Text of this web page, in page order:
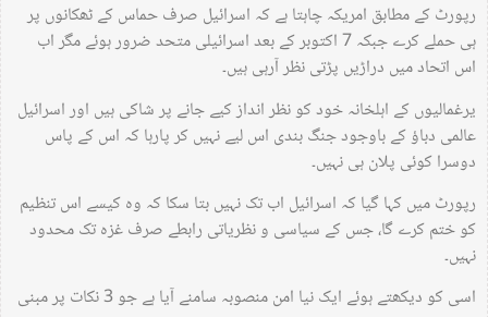
رپورٹ کے مطابق امریکہ چاہتا ہے کہ اسرائیل صرف حماس کے ٹھکانوں پر
ہی حملے کرے جبکہ 7 اکتوبر کے بعد اسرائیلی متحد ضرور ہوئے مگر اب
اس اتحاد میں دراڑیں پڑتی نظر آرہی ہیں۔
یرغمالیوں کے اہلخانہ خود کو نظر انداز کیے جانے پر شاکی ہیں اور اسرائیل
عالمی دباؤ کے باوجود جنگ بندی اس لیے نہیں کر پارہا کہ اس کے پاس
دوسرا کوئی پلان ہی نہیں۔
رپورٹ میں کہا گیا کہ اسرائیل اب تک نہیں بتا سکا کہ وہ کیسے اس تنظیم
کو ختم کرے گا، جس کے سیاسی و نظریاتی رابطے صرف غزہ تک محدود
نہیں۔
اسی کو دیکھتے ہوئے ایک نیا امن منصوبہ سامنے آیا ہے جو 3 نکات پر مبنی